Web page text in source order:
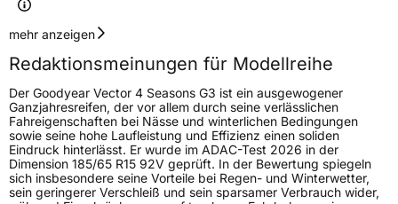
Geschwindigkeitsindex
Höchstgeschwindigkeit
190 km/h
Lastindex105
Höchstlast925 kg
Gewicht (in kg)13,25 kg
mehr anzeigen
Redaktionsmeinungen für Modellreihe
Der Goodyear Vector 4 Seasons G3 ist ein ausgewogener
Ganzjahresreifen, der vor allem durch seine verlässlichen
Fahreigenschaften bei Nässe und winterlichen Bedingungen
sowie seine hohe Laufleistung und Effizienz einen soliden
Eindruck hinterlässt. Er wurde im ADAC-Test 2026 in der
Dimension 185/65 R15 92V geprüft. In der Bewertung spiegeln
sich insbesondere seine Vorteile bei Regen- und Winterwetter,
sein geringerer Verschleiß und sein sparsamer Verbrauch wider,